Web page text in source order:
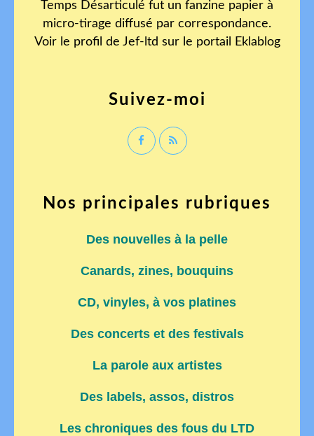
Temps Désarticulé fut un fanzine papier à
micro-tirage diffusé par correspondance.
Voir le profil de Jef-ltd sur le portail Eklablog
Suivez-moi
Nos principales rubriques
Des nouvelles à la pelle
Canards, zines, bouquins
CD, vinyles, à vos platines
Des concerts et des festivals
La parole aux artistes
Des labels, assos, distros
Les chroniques des fous du LTD